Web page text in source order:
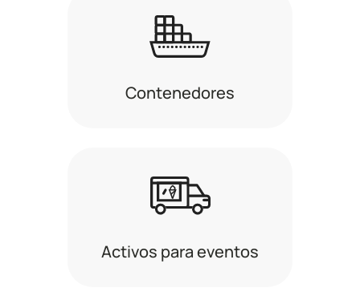
Contenedores
Activos para eventos